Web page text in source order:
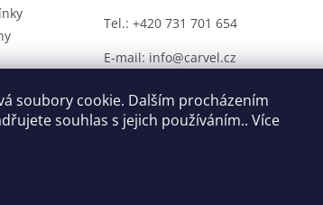
soubory cookie. Dalším procházením
souhlas s jejich používáním.. Více
Tel.: +420 731 701 654
E-mail: info@carvel.cz